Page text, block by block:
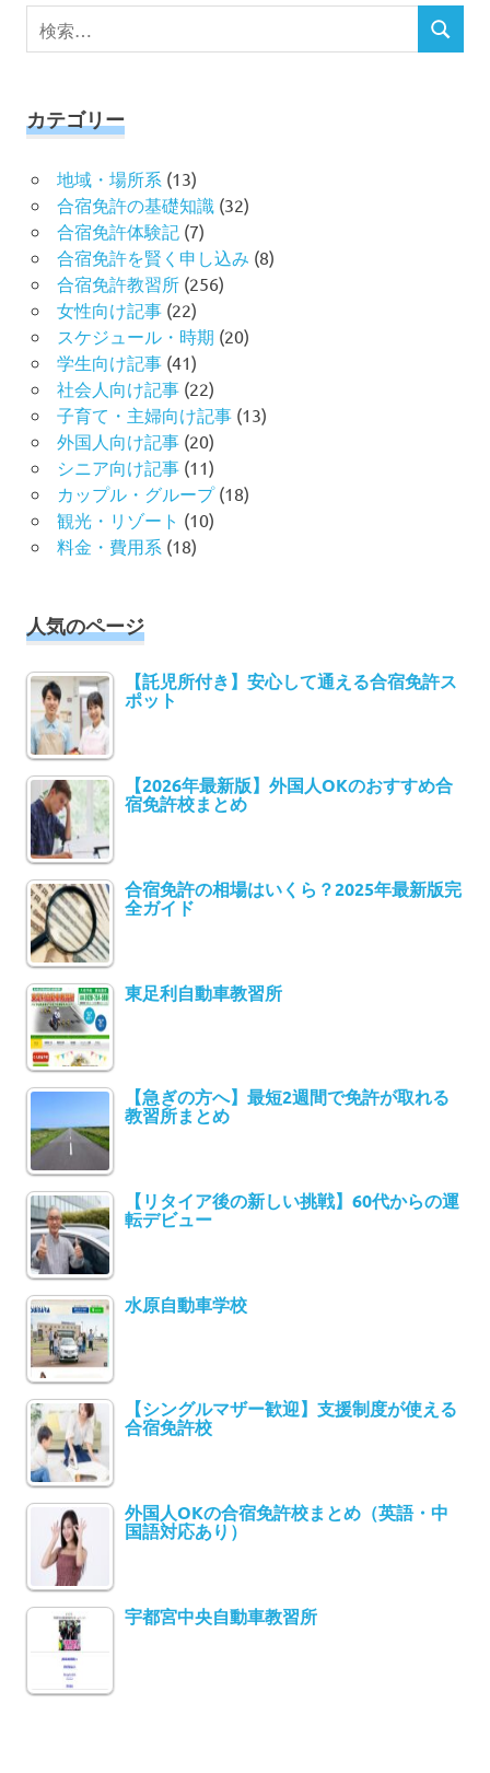
検
索
検
カテゴリー
地域・場所系 (13)
合宿免許の基礎知識(32)
合宿免許体験記(7)
合宿免許を賢く申し込み (8)
合宿免許教習所(256)
女性向け記事(22)
スケジュール・時期 (20)
学生向け記事(41)
社会人向け記事(22)
子育て・主婦向け記事(13)
外国人向け記事(20)
シニア向け記事(11)
カップル・グループ(18)
観光・リゾート (10)
料金・費用系 (18)
人気のページ
【託児所付き】安心して通える合宿免許ス
ポット
【2026年最新版】外国人OKのおすすめ合
宿免許校まとめ
合宿免許の相場はいくら？2025年最新版完
全ガイド
東足利自動車教習所
【急ぎの方へ】最短2週間で免許が取れる
教習所まとめ
【リタイア後の新しい挑戦】60代からの運
転デビュー
水原自動車学校
【シングルマザー歓迎】支援制度が使える
合宿免許校
外国人OKの合宿免許校まとめ（英語・中
国語対応あり）
宇都宮中央自動車教習所